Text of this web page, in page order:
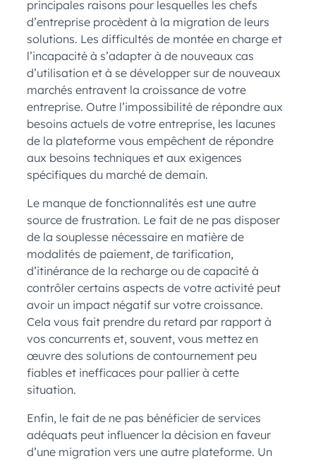
principales raisons pour lesquelles les chefs
d’entreprise procèdent à la migration de leurs
solutions. Les difficultés de montée en charge et
l’incapacité à s’adapter à de nouveaux cas
d’utilisation et à se développer sur de nouveaux
marchés entravent la croissance de votre
entreprise. Outre l’impossibilité de répondre aux
besoins actuels de votre entreprise, les lacunes
de la plateforme vous empêchent de répondre
aux besoins techniques et aux exigences
spécifiques du marché de demain.
Le manque de fonctionnalités est une autre
source de frustration. Le fait de ne pas disposer
de la souplesse nécessaire en matière de
modalités de paiement, de tarification,
d’itinérance de la recharge ou de capacité à
contrôler certains aspects de votre activité peut
avoir un impact négatif sur votre croissance.
Cela vous fait prendre du retard par rapport à
vos concurrents et, souvent, vous mettez en
œuvre des solutions de contournement peu
fiables et inefficaces pour pallier à cette
situation.
Enfin, le fait de ne pas bénéficier de services
adéquats peut influencer la décision en faveur
d’une migration vers une autre plateforme. Un